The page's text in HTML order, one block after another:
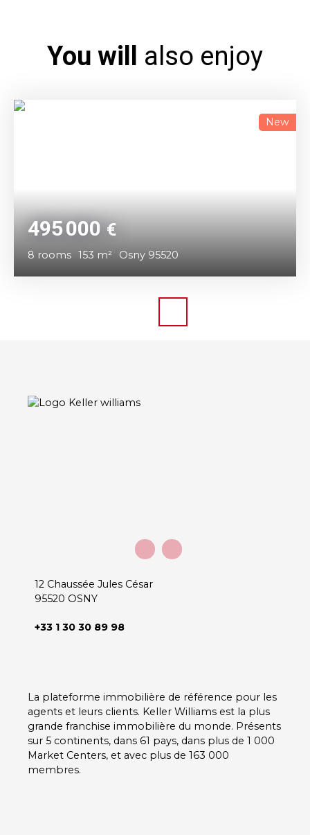
You will also enjoy
495 000€
8 rooms 153 m² Osny 95520
New
12 Chaussée Jules César
95520 OSNY
+33 1 30 30 89 98
La plateforme immobilière de référence pour les
agents et leurs clients. Keller Williams est la plus
grande franchise immobilière du monde. Présents
sur 5 continents, dans 61 pays, dans plus de 1 000
Market Centers, et avec plus de 163 000
membres.